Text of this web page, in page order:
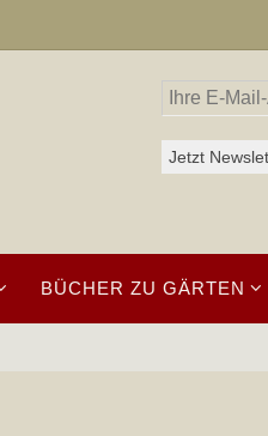
BÜCHER ZU GÄRTEN